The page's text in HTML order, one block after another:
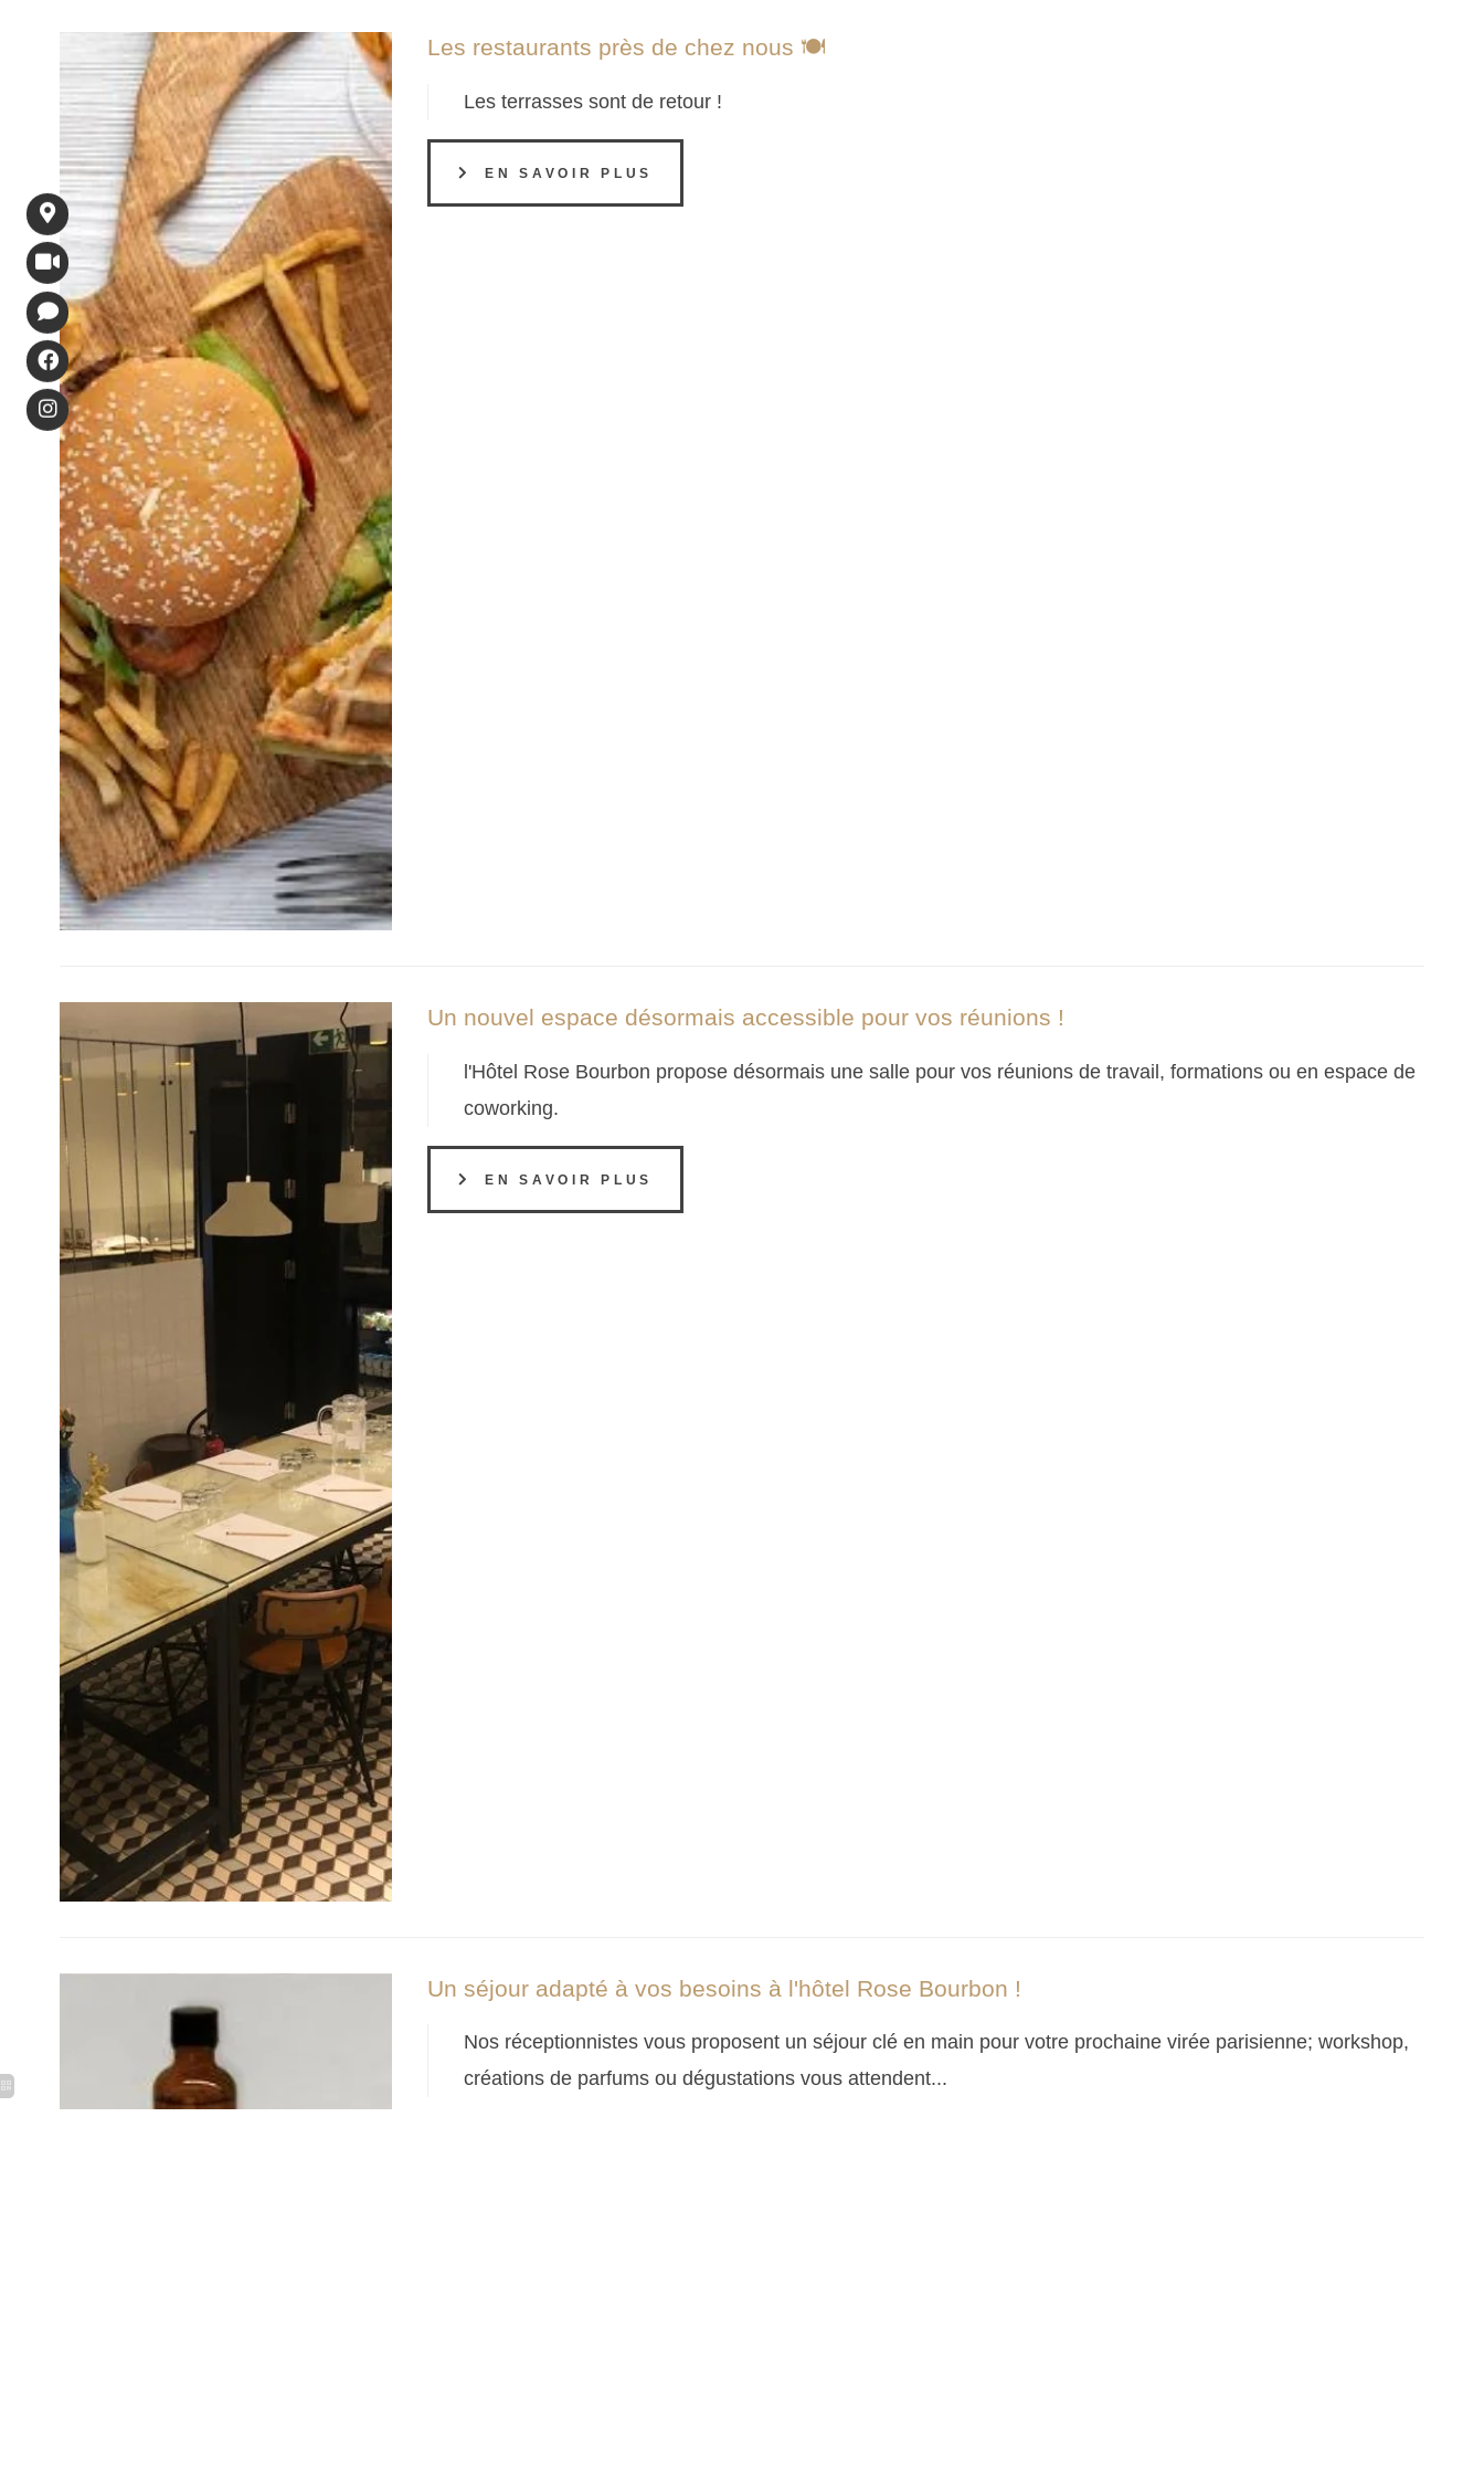
Les restaurants près de chez nous 🍽
Les terrasses sont de retour !
EN SAVOIR PLUS
Un nouvel espace désormais accessible pour vos réunions !
l'Hôtel Rose Bourbon propose désormais une salle pour vos réunions de travail, formations ou en espace de
coworking.
EN SAVOIR PLUS
Un séjour adapté à vos besoins à l'hôtel Rose Bourbon !
Nos réceptionnistes vous proposent un séjour clé en main pour votre prochaine virée parisienne; workshop,
créations de parfums ou dégustations vous attendent...